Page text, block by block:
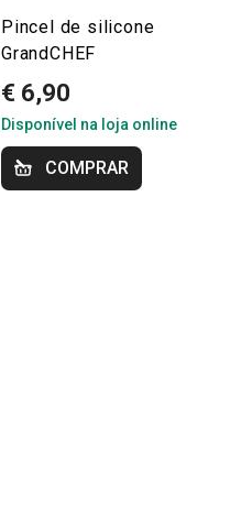
Pincel de silicone
GrandCHEF
€ 6,90
Disponível na loja online
COMPRAR